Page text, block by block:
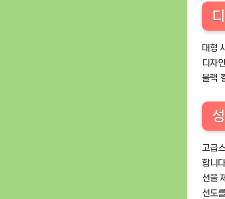
대형
디자
블랙
고급
합니
션을
선도